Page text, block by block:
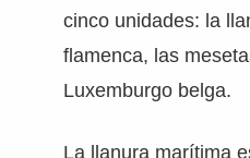
cinco unidades: la
flamenca, las
Luxemburgo belga.
La llanura marítima